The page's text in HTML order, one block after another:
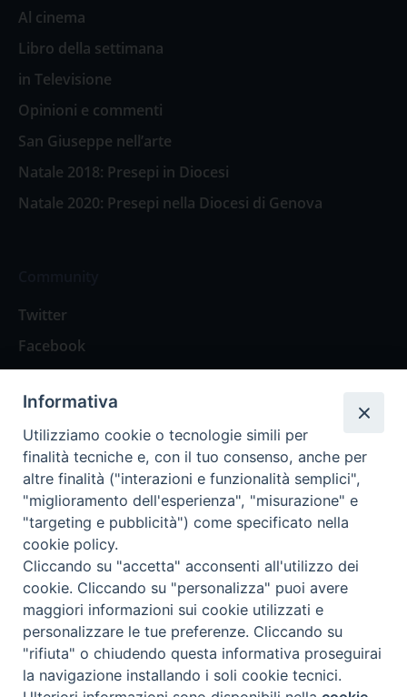
Al cinema
Libro della settimana
in Televisione
Opinioni e commenti
San Giuseppe nell’arte
Natale 2018: Presepi in Diocesi
Natale 2020: Presepi nella Diocesi di Genova
Twitter
Facebook
Contattaci
Spazio Lettori
Eventi
Eventi diocesani
Privacy Policy Informativa Cookie
Trasparenza
Informativa
Utilizziamo cookie o tecnologie simili per
finalità tecniche e, con il tuo consenso, anche per
altre finalità ("interazioni e funzionalità semplici",
"miglioramento dell'esperienza", "misurazione" e
"targeting e pubblicità") come specificato nella
cookie policy.
Cliccando su "accetta" acconsenti all'utilizzo dei
cookie. Cliccando su "personalizza" puoi avere
maggiori informazioni sui cookie utilizzati e
personalizzare le tue preferenze. Cliccando su
"rifiuta" o chiudendo questa informativa proseguirai
la navigazione installando i soli cookie tecnici.